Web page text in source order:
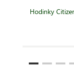
Hodinky